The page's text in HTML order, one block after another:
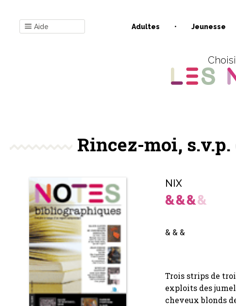
Aide Adultes Jeunesse
Rincez-moi,
NIX
& & &
Trois strips de
exploits des
cheveux blonds